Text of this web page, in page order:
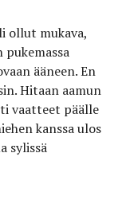
ollut mukava,
pukemassa
ääneen. En
Hitaan aamun
vaatteet päälle
kanssa ulos
sylissä